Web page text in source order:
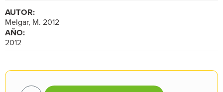
AUTOR:
Melgar, M. 2012
AÑO:
2012